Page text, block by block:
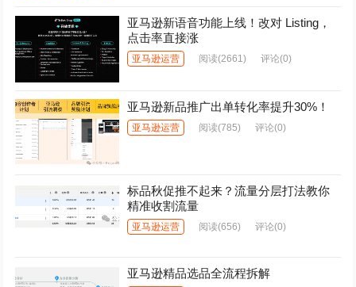
亚马逊新语音功能上线！改对 Listing，
点击率直接涨
亚马逊运营 阅读(2661) 评论(0)
亚马逊新品推广出单转化率提升30%！
亚马逊运营 阅读(785) 评论(0)
标品秋促推不起来？流量分层打法教你
精准收割流量
亚马逊运营 阅读(656) 评论(0)
亚马逊精品选品全流程拆解